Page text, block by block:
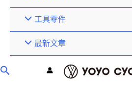
工具零件
最新文章